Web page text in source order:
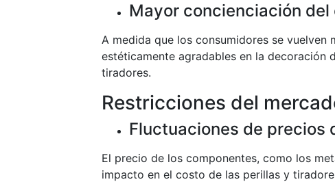
Mayor concienciación del
A medida que los consumidores se
estéticamente agradables en la decoración
tiradores.
Restricciones del
Fluctuaciones de precios
El precio de los componentes, como los
impacto en el costo de las perillas y